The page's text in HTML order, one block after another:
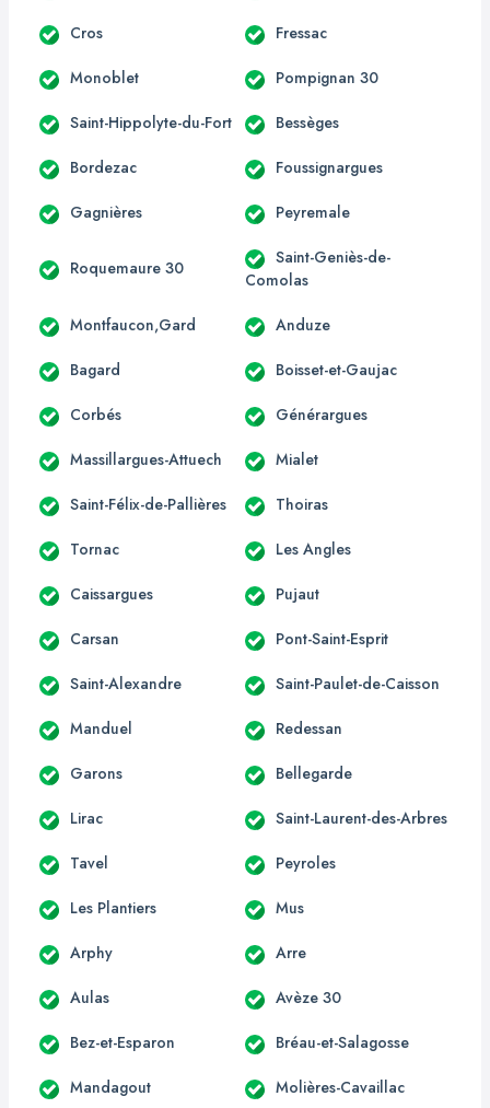
Cros Fressac
Monoblet Pompignan 30
Saint-Hippolyte-du-Fort Bessèges
Bordezac Foussignargues
Gagnières Peyremale
Roquemaure 30
Saint-Geniès-de-
Comolas
Montfaucon,Gard Anduze
Bagard Boisset-et-Gaujac
Corbés Générargues
Massillargues-Attuech Mialet
Saint-Félix-de-Pallières Thoiras
Tornac Les Angles
Caissargues Pujaut
Carsan Pont-Saint-Esprit
Saint-Alexandre Saint-Paulet-de-Caisson
Manduel Redessan
Garons Bellegarde
Lirac Saint-Laurent-des-Arbres
Tavel Peyroles
Les Plantiers Mus
Arphy Arre
Aulas Avèze 30
Bez-et-Esparon Bréau-et-Salagosse
Mandagout Molières-Cavaillac